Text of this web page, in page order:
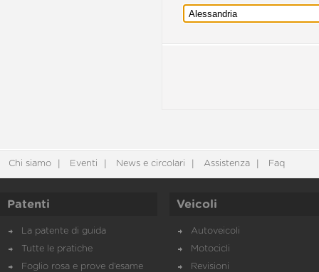
Chi siamo Eventi News e circolari Assistenza Faq
Patenti
La patente di guida
Tutte le pratiche
Foglio rosa e prove d’esame
Veicoli
Autoveicoli
Motocicli
Revisioni